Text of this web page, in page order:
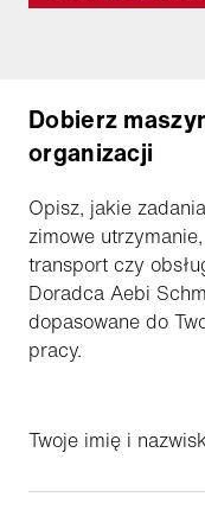
Dobierz
organizacji
Opisz, jakie
zimowe
transport czy
Doradca Aebi
dopasowane do
pracy.
Twoje imię i